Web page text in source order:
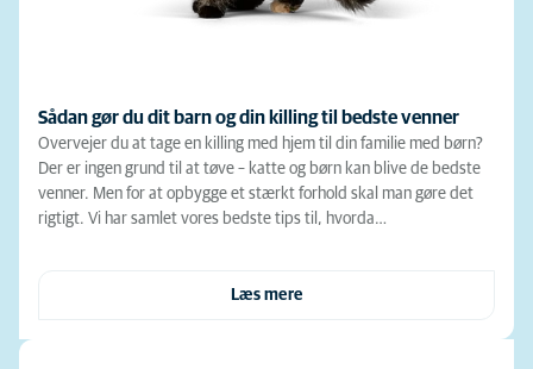
Sådan gør du dit barn og din killing til bedste venner
Overvejer du at tage en killing med hjem til din familie med børn?
Der er ingen grund til at tøve – katte og børn kan blive de bedste
venner. Men for at opbygge et stærkt forhold skal man gøre det
rigtigt. Vi har samlet vores bedste tips til, hvorda…
Læs mere